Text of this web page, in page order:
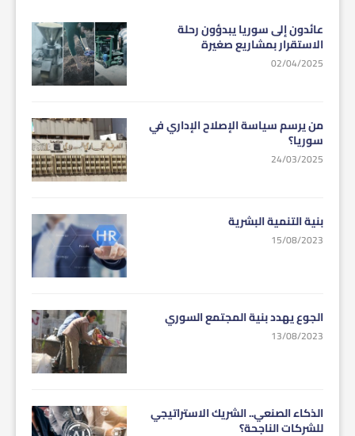
عائدون إلى سوريا يبدؤون رحلة
الاستقرار بمشاريع صغيرة
02/04/2025
من يرسم سياسة الإصلاح الإداري في
سوريا؟
24/03/2025
بنية التنمية البشرية
15/08/2023
الجوع يهدد بنية المجتمع السوري
13/08/2023
الذكاء الصنعي.. الشريك الاستراتيجي
للشركات الناجحة؟